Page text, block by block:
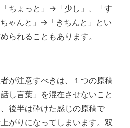
ちょっと」→「少し」、「す
ゃんと」→「きちんと」とい
られることもあります。
が注意すべきは、１つの原稿
し言葉」を混在させないこと
後半は砕けた感じの原稿で
がりになってしまいます。双